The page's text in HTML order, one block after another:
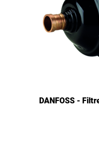
DANFOSS -